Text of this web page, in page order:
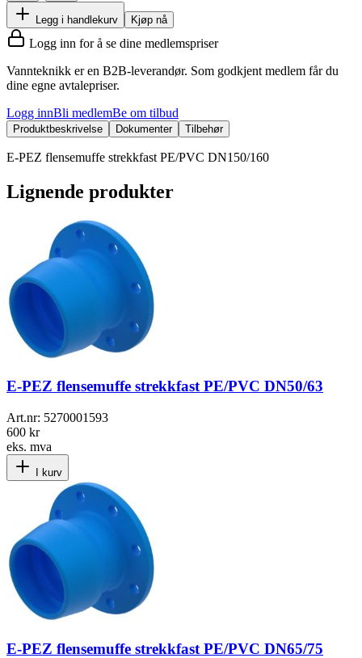
Legg i handlekurv Kjøp nå
Logg inn for å se dine medlemspriser
Vannteknikk er en B2B-leverandør. Som godkjent medlem får du
dine egne avtalepriser.
Logg innBli medlemBe om tilbud
Produktbeskrivelse Dokumenter Tilbehør
E-PEZ flensemuffe strekkfast PE/PVC DN150/160
Lignende produkter
E-PEZ flensemuffe strekkfast PE/PVC DN50/63
Art.nr: 5270001593
600 kr
eks. mva
I kurv
E-PEZ flensemuffe strekkfast PE/PVC DN65/75